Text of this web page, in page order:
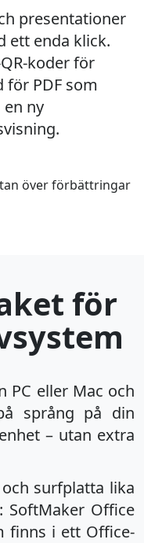
presentationer
ett enda klick.
koder för
PDF som
ny
över förbättringar
för
PC eller Mac och
språng på din
– utan extra
surfplatta lika
SoftMaker Office
finns i ett Office-